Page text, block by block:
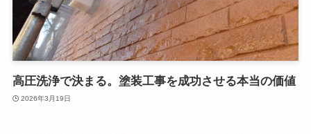
高圧洗浄で決まる。塗装工事を成功させる本当の価値
2026年3月19日